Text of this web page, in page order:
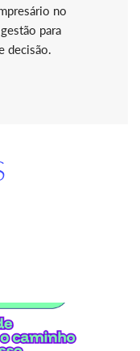
no
para
decisão.